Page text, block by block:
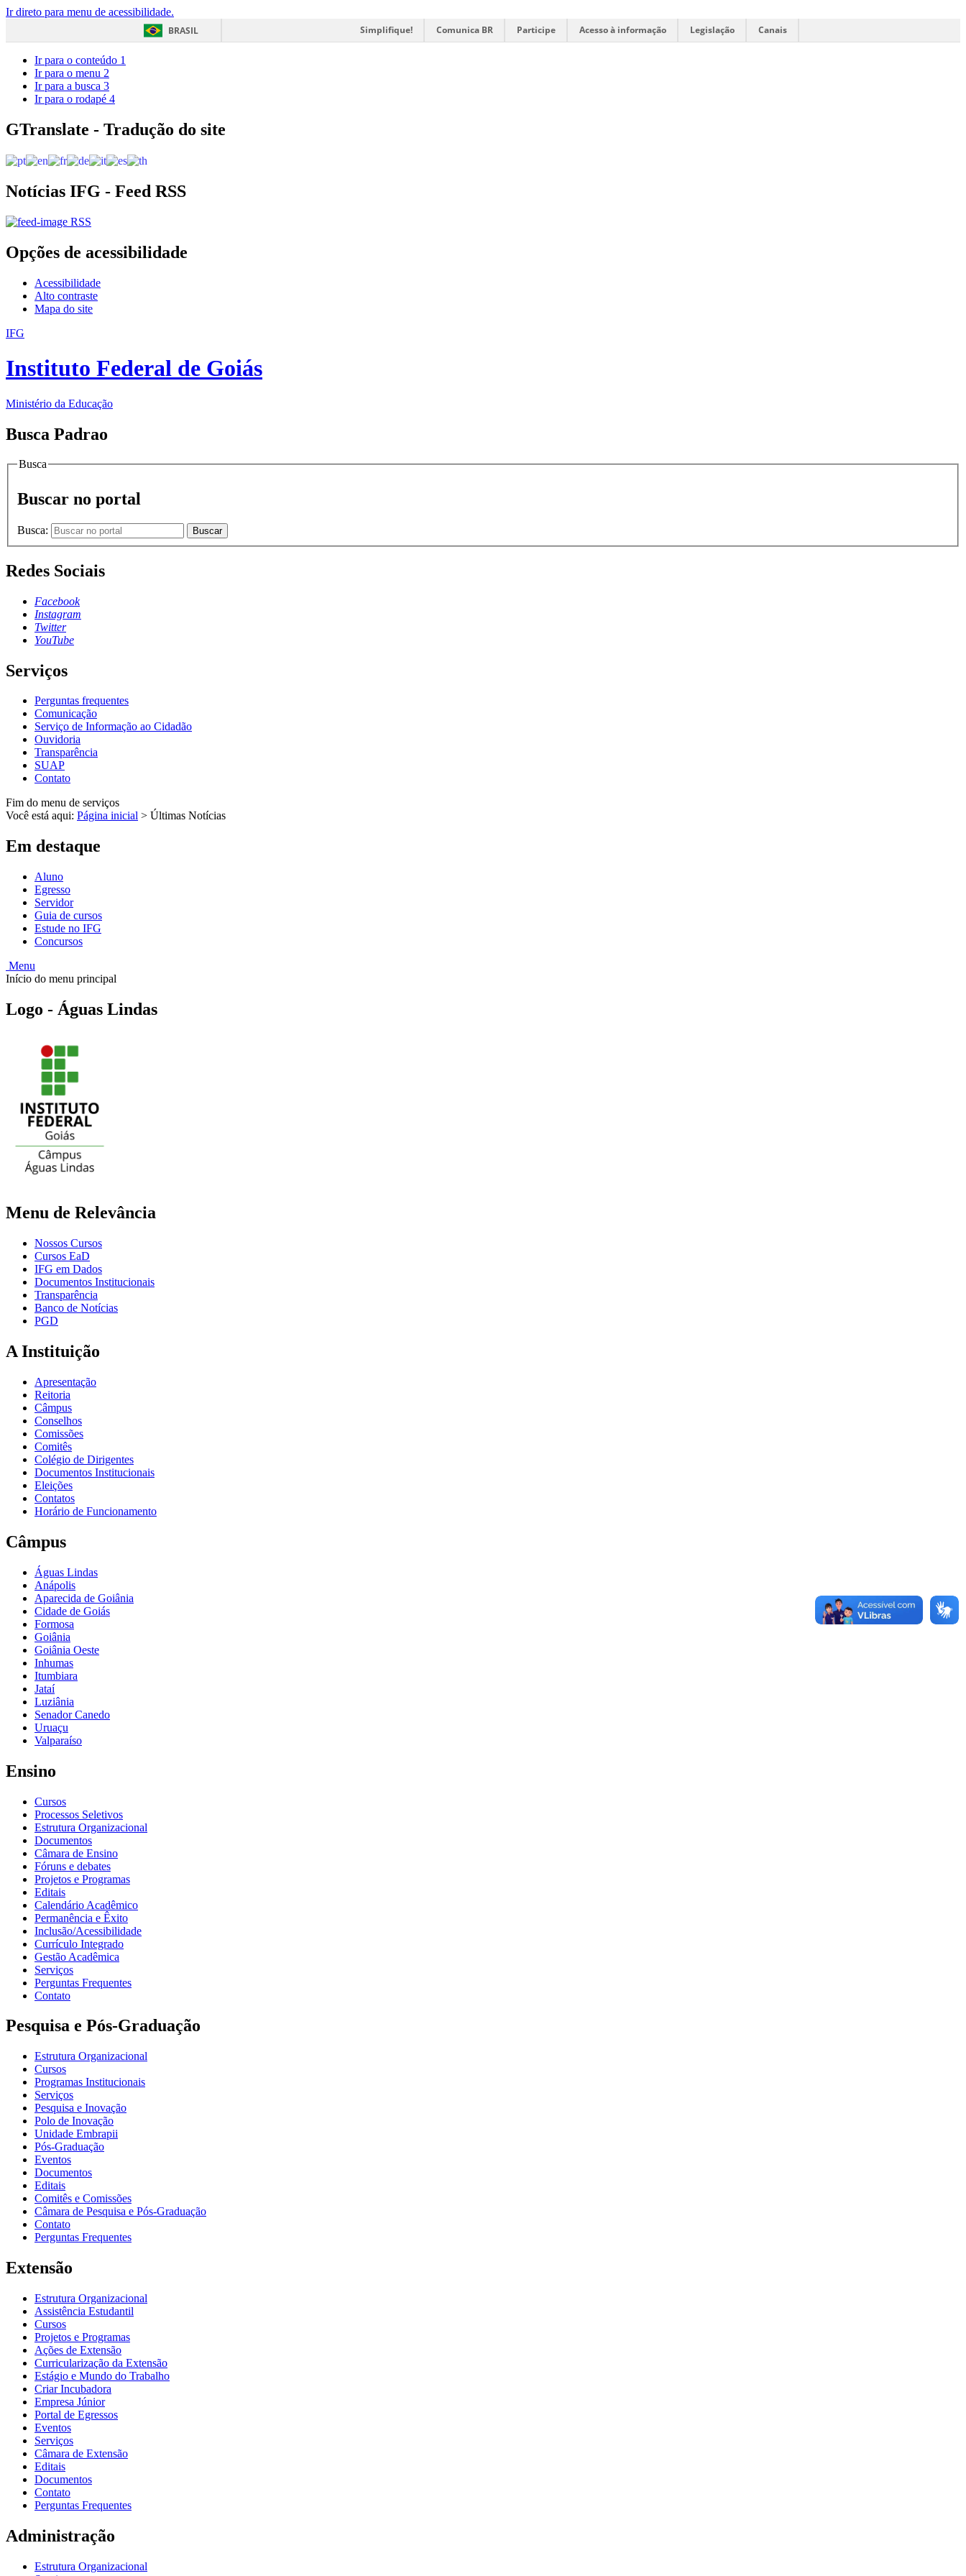
Ir direto para menu de acessibilidade.
BRASIL
Simplifique! Comunica BR Participe Acesso à informação Legislação Canais
Ir para o conteúdo 1
Ir para o menu 2
Ir para a busca 3
Ir para o rodapé 4
GTranslate - Tradução do site
Notícias IFG - Feed RSS
RSS
Opções de acessibilidade
Acessibilidade
Alto contraste
Mapa do site
IFG
Instituto Federal de Goiás
Ministério da Educação
Busca Padrao
Busca
Buscar no portal
Busca: Buscar
Redes Sociais
Facebook
Instagram
Twitter
YouTube
Serviços
Perguntas frequentes
Comunicação
Serviço de Informação ao Cidadão
Ouvidoria
Transparência
SUAP
Contato
Fim do menu de serviços
Você está aqui: Página inicial > Últimas Notícias
Em destaque
Aluno
Egresso
Servidor
Guia de cursos
Estude no IFG
Concursos
Menu
Início do menu principal
Logo - Águas Lindas
Menu de Relevância
Nossos Cursos
Cursos EaD
IFG em Dados
Documentos Institucionais
Transparência
Banco de Notícias
PGD
A Instituição
Apresentação
Reitoria
Câmpus
Conselhos
Comissões
Comitês
Colégio de Dirigentes
Documentos Institucionais
Eleições
Contatos
Horário de Funcionamento
Câmpus
Águas Lindas
Anápolis
Aparecida de Goiânia
Cidade de Goiás
Formosa
Goiânia
Goiânia Oeste
Inhumas
Itumbiara
Jataí
Luziânia
Senador Canedo
Uruaçu
Valparaíso
Ensino
Cursos
Processos Seletivos
Estrutura Organizacional
Documentos
Câmara de Ensino
Fóruns e debates
Projetos e Programas
Editais
Calendário Acadêmico
Permanência e Êxito
Inclusão/Acessibilidade
Currículo Integrado
Gestão Acadêmica
Serviços
Perguntas Frequentes
Contato
Pesquisa e Pós-Graduação
Estrutura Organizacional
Cursos
Programas Institucionais
Serviços
Pesquisa e Inovação
Polo de Inovação
Unidade Embrapii
Pós-Graduação
Eventos
Documentos
Editais
Comitês e Comissões
Câmara de Pesquisa e Pós-Graduação
Contato
Perguntas Frequentes
Extensão
Estrutura Organizacional
Assistência Estudantil
Cursos
Projetos e Programas
Ações de Extensão
Curricularização da Extensão
Estágio e Mundo do Trabalho
Criar Incubadora
Empresa Júnior
Portal de Egressos
Eventos
Serviços
Câmara de Extensão
Editais
Documentos
Contato
Perguntas Frequentes
Administração
Estrutura Organizacional